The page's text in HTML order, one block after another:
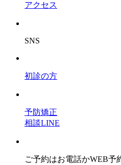
アクセス
SNS
初診の方
予防矯正
相談LINE
ご予約はお電話かWEB予